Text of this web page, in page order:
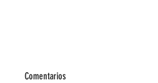
Comentarios